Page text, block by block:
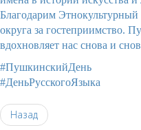
Благодарим
округа за гостеприимство.
вдохновляет нас снова и
#ПушкинскийДень
#ДеньРусскогоЯзыка
Назад